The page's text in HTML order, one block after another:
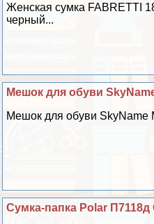
Женская сумка FABRETTI
черный...
Мешок для обуви
Мешок для обуви SkyName
Сумка-папка Polar